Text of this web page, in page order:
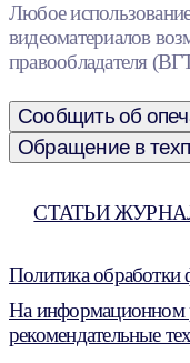
Любое
видеоматериалов
правообладателя
Сообщить об
Обращение в
СТАТЬИ
Политика обработки
На информационном
рекомендательные